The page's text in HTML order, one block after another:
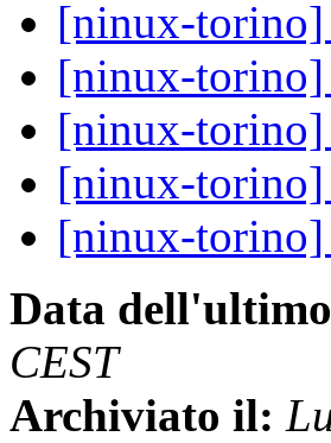
[ninux-torino]
[ninux-torino]
[ninux-torino]
[ninux-torino]
[ninux-torino]
Data
CEST
Archiviato il: